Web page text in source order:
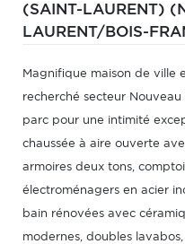
(SAINT-LAURENT)
LAURENT/BOIS-
Magnifique maison de ville
recherché secteur
parc pour une intimité
chaussée à aire ouverte
armoires deux tons,
électroménagers en acier
bain rénovées avec
modernes, doubles